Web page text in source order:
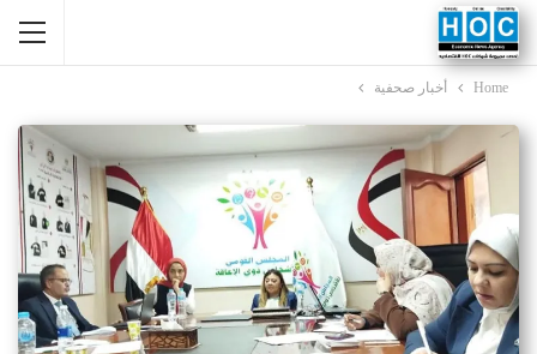
Home أخبار صحفية